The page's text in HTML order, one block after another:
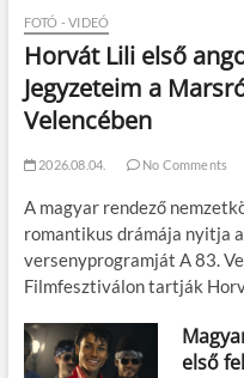
FOTÓ - VIDEÓ
Horvát Lili első
Jegyzeteim a
Velencében
2026.08.04. No Comments
A magyar rendező
romantikus drámája nyitja
versenyprogramját A 83.
Filmfesztiválon tartják
első